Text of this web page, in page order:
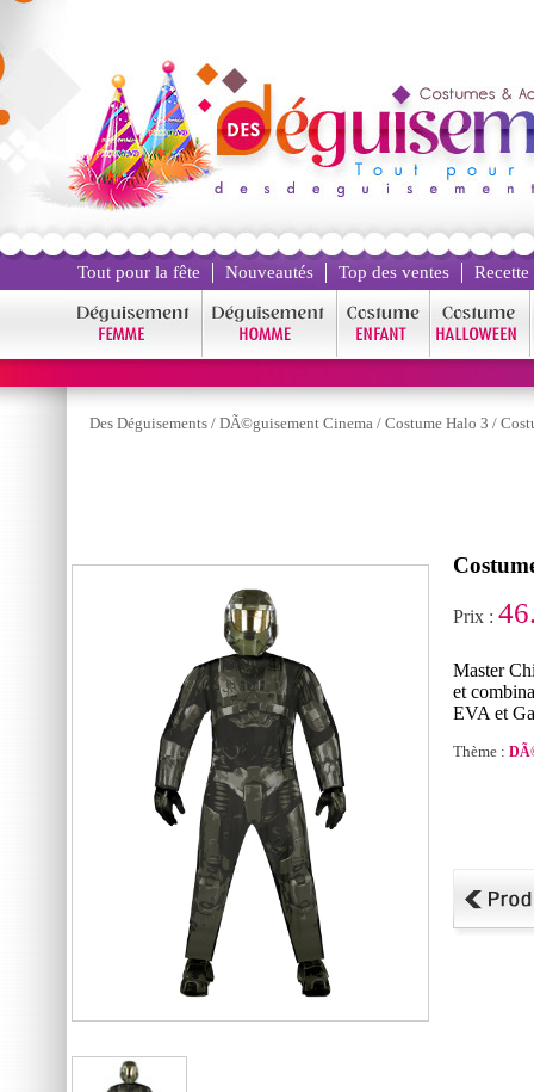
Tout pour la fête Nouveautés Top des ventes
Des Déguisements / DÃ©guisement Cinema / Costume Halo 3 /
Prix :
Master
et
EVA et
Thème :